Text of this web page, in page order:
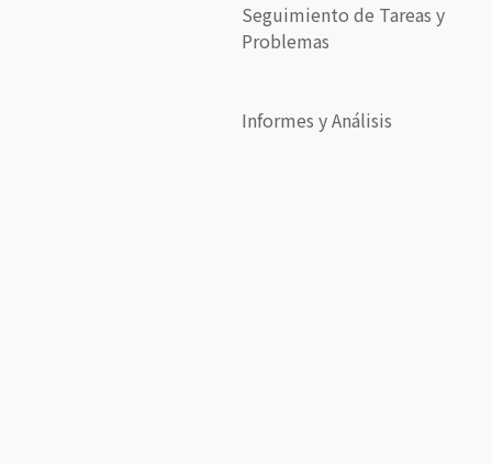
Seguimiento de Tareas y
Problemas
Informes y Análisis